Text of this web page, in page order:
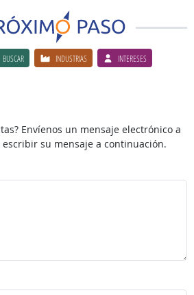
BUSCAR INDUSTRIAS INTERESES
Envíenos un mensaje electrónico a
su mensaje a continuación.